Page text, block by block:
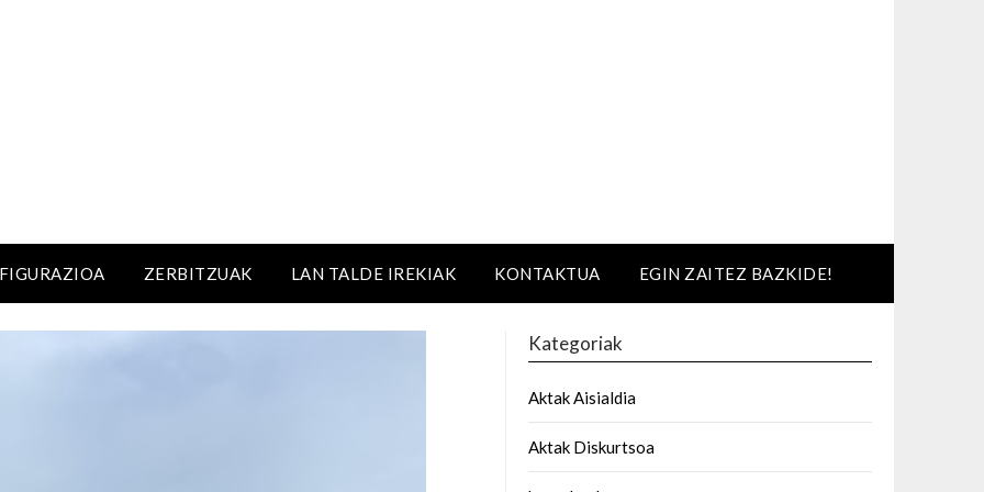
ZERBITZUAK LAN TALDE IREKIAK KONTAKTUA EGIN ZAITEZ BAZKIDE!
Kategoriak
Aktak Aisialdia
Aktak Diskurtsoa